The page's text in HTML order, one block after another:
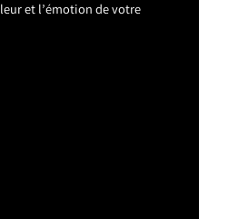
et l’émotion de votre